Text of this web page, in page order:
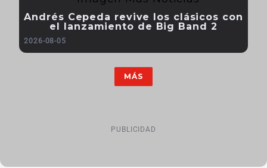
Andrés Cepeda revive los clásicos con
el lanzamiento de Big Band 2
2026-08-05
MÁS
PUBLICIDAD